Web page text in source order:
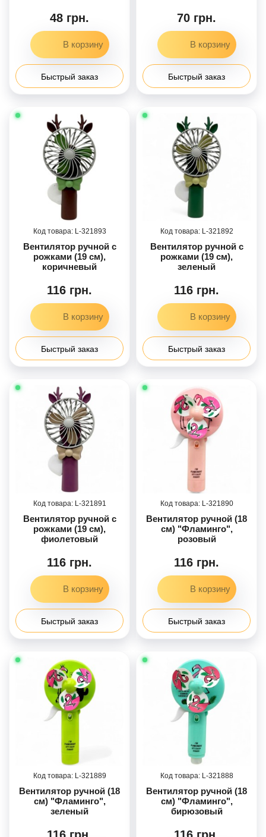
48 грн.
Быстрый заказ
70 грн.
Быстрый заказ
321893
Вентилятор ручной с
рожками (19 см),
коричневый
116 грн.
Быстрый заказ
321892
Вентилятор ручной с
рожками (19 см),
зеленый
116 грн.
Быстрый заказ
321891
Вентилятор ручной с
рожками (19 см),
фиолетовый
116 грн.
Быстрый заказ
321890
Вентилятор ручной (18
см) "Фламинго",
розовый
116 грн.
Быстрый заказ
321889
Вентилятор ручной (18
см) "Фламинго",
зеленый
116 грн.
321888
Вентилятор ручной (18
см) "Фламинго",
бирюзовый
116 грн.